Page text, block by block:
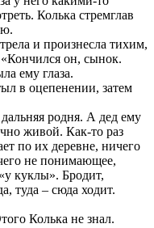
Колька стремглав
и произнесла тихим,
он, сынок.
ему глаза.
в оцепенении, затем
родня. А дед ему
живой. Как-то раз
по их деревне, ничего
не понимающее,
куклы». Бродит,
туда – сюда ходит.
Колька не знал.